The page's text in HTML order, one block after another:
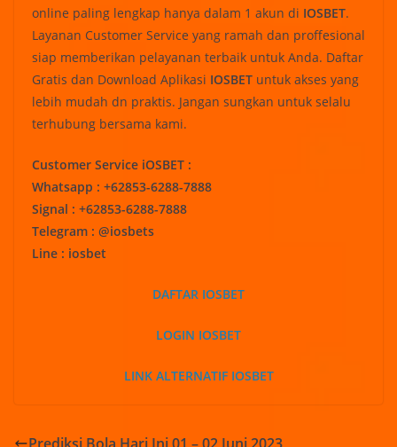
online paling lengkap hanya dalam 1 akun di IOSBET.
Layanan Customer Service yang ramah dan proffesional
siap memberikan pelayanan terbaik untuk Anda. Daftar
Gratis dan Download Aplikasi IOSBET untuk akses yang
lebih mudah dn praktis. Jangan sungkan untuk selalu
terhubung bersama kami.
Customer Service iOSBET :
Whatsapp : +62853-6288-7888
Signal : +62853-6288-7888
Telegram : @iosbets
Line : iosbet
DAFTAR IOSBET
LOGIN IOSBET
LINK ALTERNATIF IOSBET